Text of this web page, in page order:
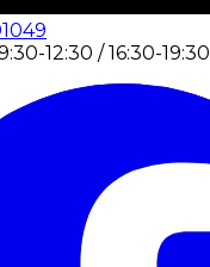
12:30 / 16:30-19:30